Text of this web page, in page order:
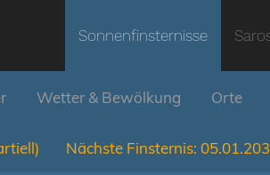
Sonnenfinsternisse
Wetter & Bewölkung Orte
Nächste Finsternis: